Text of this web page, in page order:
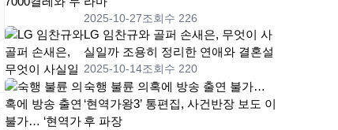
2025-10-27조회수 226
LG 임찬규와 골퍼 손새은, 무엇이 사
실일까 조용히 정리한 연애와 결혼설
2025-10-14조회수 220
숙행 불륜 의혹에 방송 출연 불가…
‘현역가왕3’ 통편집, 사건반장 보도 이
후 파장